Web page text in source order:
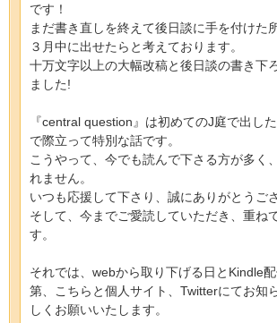
です！
まだ書き直しを終えて後日談に手を付けた
３月中に出せたらと考えております。
十万文字以上の大幅改稿と後日談の書き下
ました!
『central question』は初めてのJ庭で出し
で際立って特別な話です。
こうやって、今でも読んで下さる方が多く
れません。
いつも応援して下さり、誠にありがとうご
そして、今までご愛読していただき、重ね
す。
それでは、webから取り下げる日とKindle
第、こちらと個人サイト、Twitterにてお知
しくお願いいたします。